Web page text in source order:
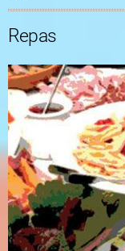
Repas